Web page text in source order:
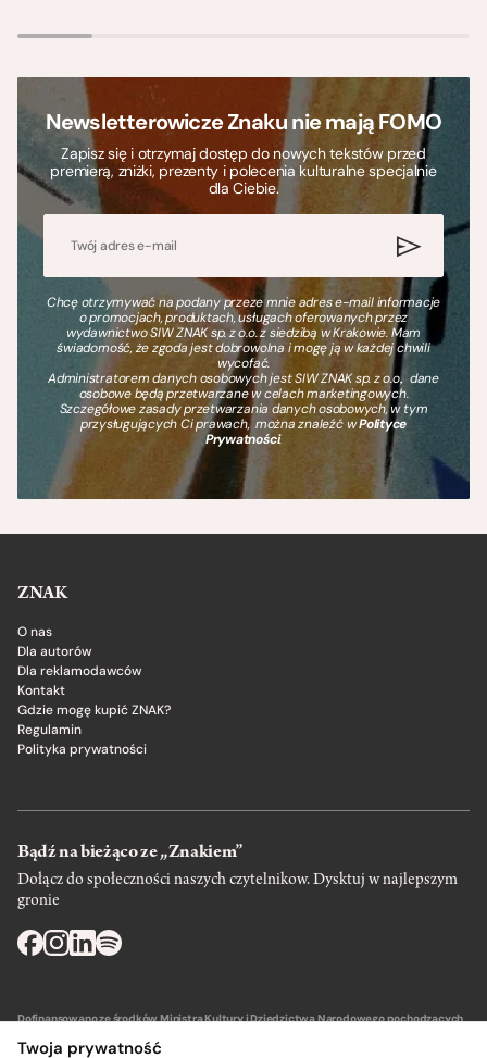
Newsletterowicze Znaku nie mają FOMO
Zapisz się i otrzymaj dostęp do nowych tekstów przed
premierą, zniżki, prezenty i polecenia kulturalne specjalnie
dla Ciebie.
Chcę otrzymywać na podany przeze mnie adres e-mail informacje
o promocjach, produktach, usługach oferowanych przez
wydawnictwo SIW ZNAK sp. z o.o. z siedzibą w Krakowie. Mam
świadomość, że zgoda jest dobrowolna i mogę ją w każdej chwili
wycofać.
Administratorem danych osobowych jest SIW ZNAK sp. z o.o., dane
osobowe będą przetwarzane w celach marketingowych.
Szczegółowe zasady przetwarzania danych osobowych, w tym
przysługujących Ci prawach, można znaleźć wPolityce
Prywatności.
ZNAK
O nas
Dla autorów
Dla reklamodawców
Kontakt
Gdzie mogę kupić ZNAK?
Regulamin
Polityka prywatności
Bądź na bieżąco ze „Znakiem”
Dołącz do społeczności naszych czytelnikow. Dysktuj w najlepszym
gronie
Dofinansowano ze środków Ministra Kultury i Dziedzictwa Narodowego pochodzących
Twoja prywatność